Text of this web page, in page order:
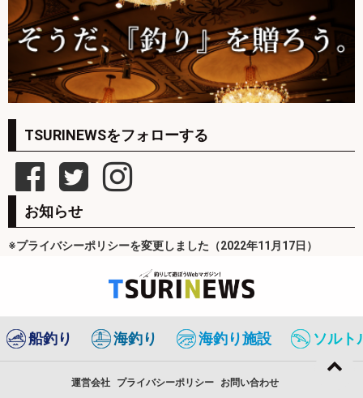
TSURINEWSをフォローする
お知らせ
※プライバシーポリシーを変更しました（2022年11月17日）
船釣り 海釣り 海釣り施設 ソルト
運営会社 プライバシーポリシー お問い合わせ